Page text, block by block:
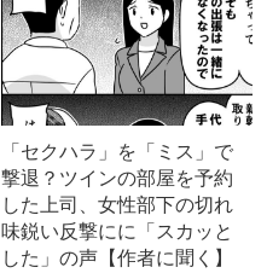
「セクハラ」を「ミス」で
撃退？ツインの部屋を予約
した上司、女性部下の切れ
味鋭い反撃にに「スカッと
した」の声【作者に聞く】